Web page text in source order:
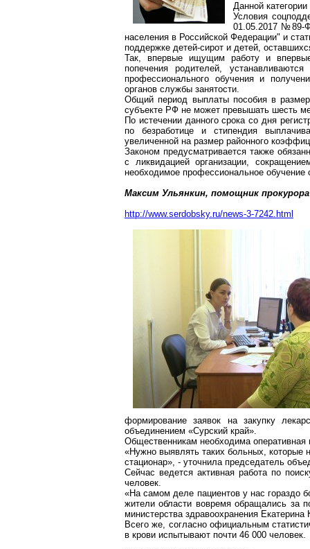
Данной
Условия
01.05.2017 №89-
населения в Российской Федерации" и
поддержке детей-сирот и детей,
Так, впервые ищущим работу и
попечения родителей,
профессионального обучения и
органов службы занятости.
Общий период выплаты пособия в
субъекте РФ не может превышать шесть
По истечении данного срока со дня
по безработице и стипендия
увеличенной на размер районного
Законом предусматривается также
с ликвидацией организации,
необходимое профессиональное
Максим Ульянкин, помощник
http://www.serdobsky.ru/news-3-7242.html
формирование заявок на закупку
объединением «Сурский край».
Общественникам необходима
«Нужно выявлять таких больных, которые
стационар», - уточнила председатель
Сейчас ведется активная работа по
человек.
«На самом деле пациентов у нас гораздо
жители области вовремя обращались за
министерства здравоохранения Екатерина
Всего же, согласно официальным
в крови испытывают почти 46 000 человек.